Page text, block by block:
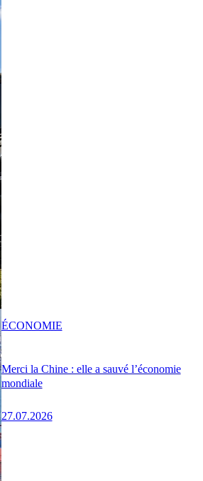
Merci la Chine : elle a sauvé l’économie
mondiale
27.07.2026
ÉCONOMIE